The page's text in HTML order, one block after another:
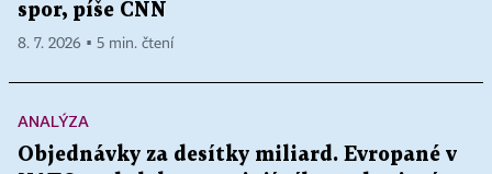
spor, píše CNN
8. 7. 2026 ▪ 5 min. čtení
ANALÝZA
Objednávky za desítky miliard. Evropané v